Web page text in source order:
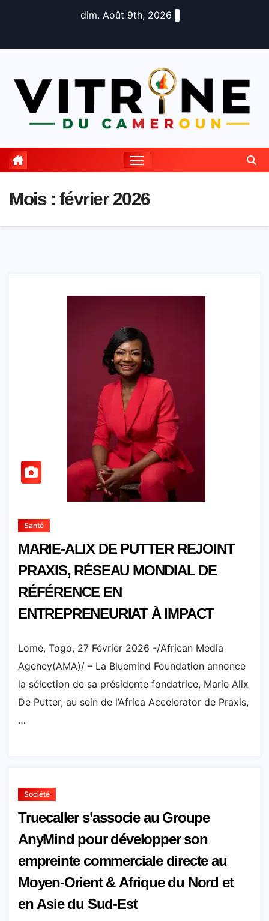
dim. Août 9th, 2026
Mois : février 2026
Santé
MARIE-ALIX DE PUTTER REJOINT
PRAXIS, RÉSEAU MONDIAL DE
RÉFÉRENCE EN
ENTREPRENEURIAT À IMPACT
Lomé, Togo, 27 Février 2026 -/African Media
Agency(AMA)/ – La Bluemind Foundation annonce
la sélection de sa présidente fondatrice, Marie Alix
De Putter, au sein de l’Africa Accelerator de Praxis,
…
Société
Truecaller s’associe au Groupe
AnyMind pour développer son
empreinte commerciale directe au
Moyen-Orient & Afrique du Nord et
en Asie du Sud-Est